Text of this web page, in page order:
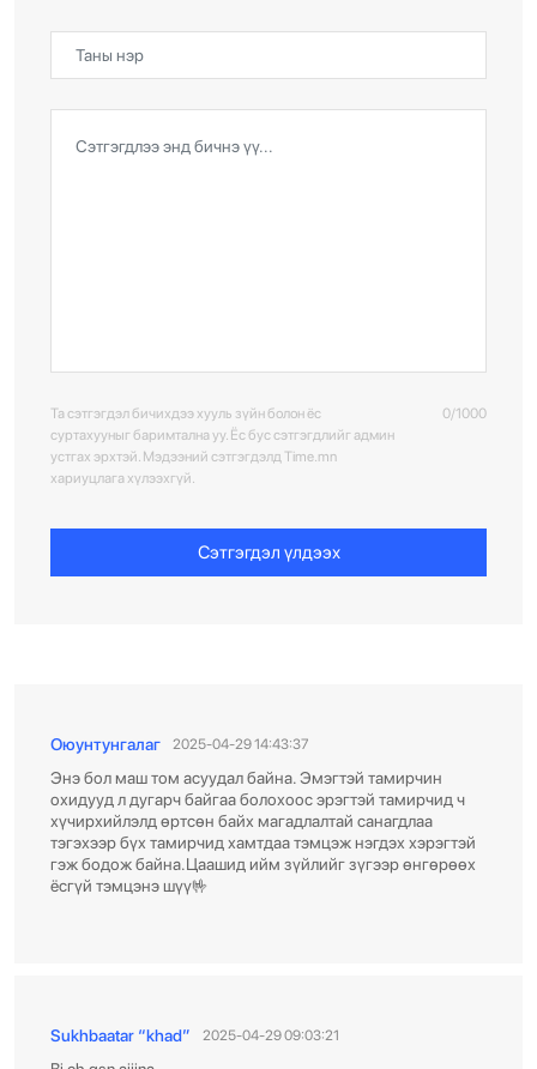
Та сэтгэгдэл бичихдээ хууль зүйн болон ёс
суртахууныг баримтална уу. Ёс бус сэтгэгдлийг админ
устгах эрхтэй. Мэдээний сэтгэгдэлд Time.mn
хариуцлага хүлээхгүй.
0/1000
Сэтгэгдэл үлдээх
Оюунтунгалаг 2025-04-29 14:43:37
Энэ бол маш том асуудал байна. Эмэгтэй тамирчин
охидууд л дугарч байгаа болохоос эрэгтэй тамирчид ч
хүчирхийлэлд өртсөн байх магадлалтай санагдлаа
тэгэхээр бүх тамирчид хамтдаа тэмцэж нэгдэх хэрэгтэй
гэж бодож байна.Цаашид ийм зүйлийг зүгээр өнгөрөөх
ёсгүй тэмцэнэ шүү🤟
Sukhbaatar “khad” 2025-04-29 09:03:21